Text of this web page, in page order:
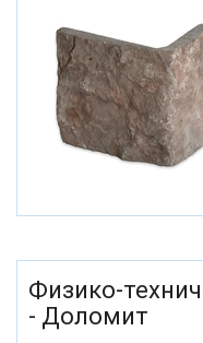
Физико-
- Доломит